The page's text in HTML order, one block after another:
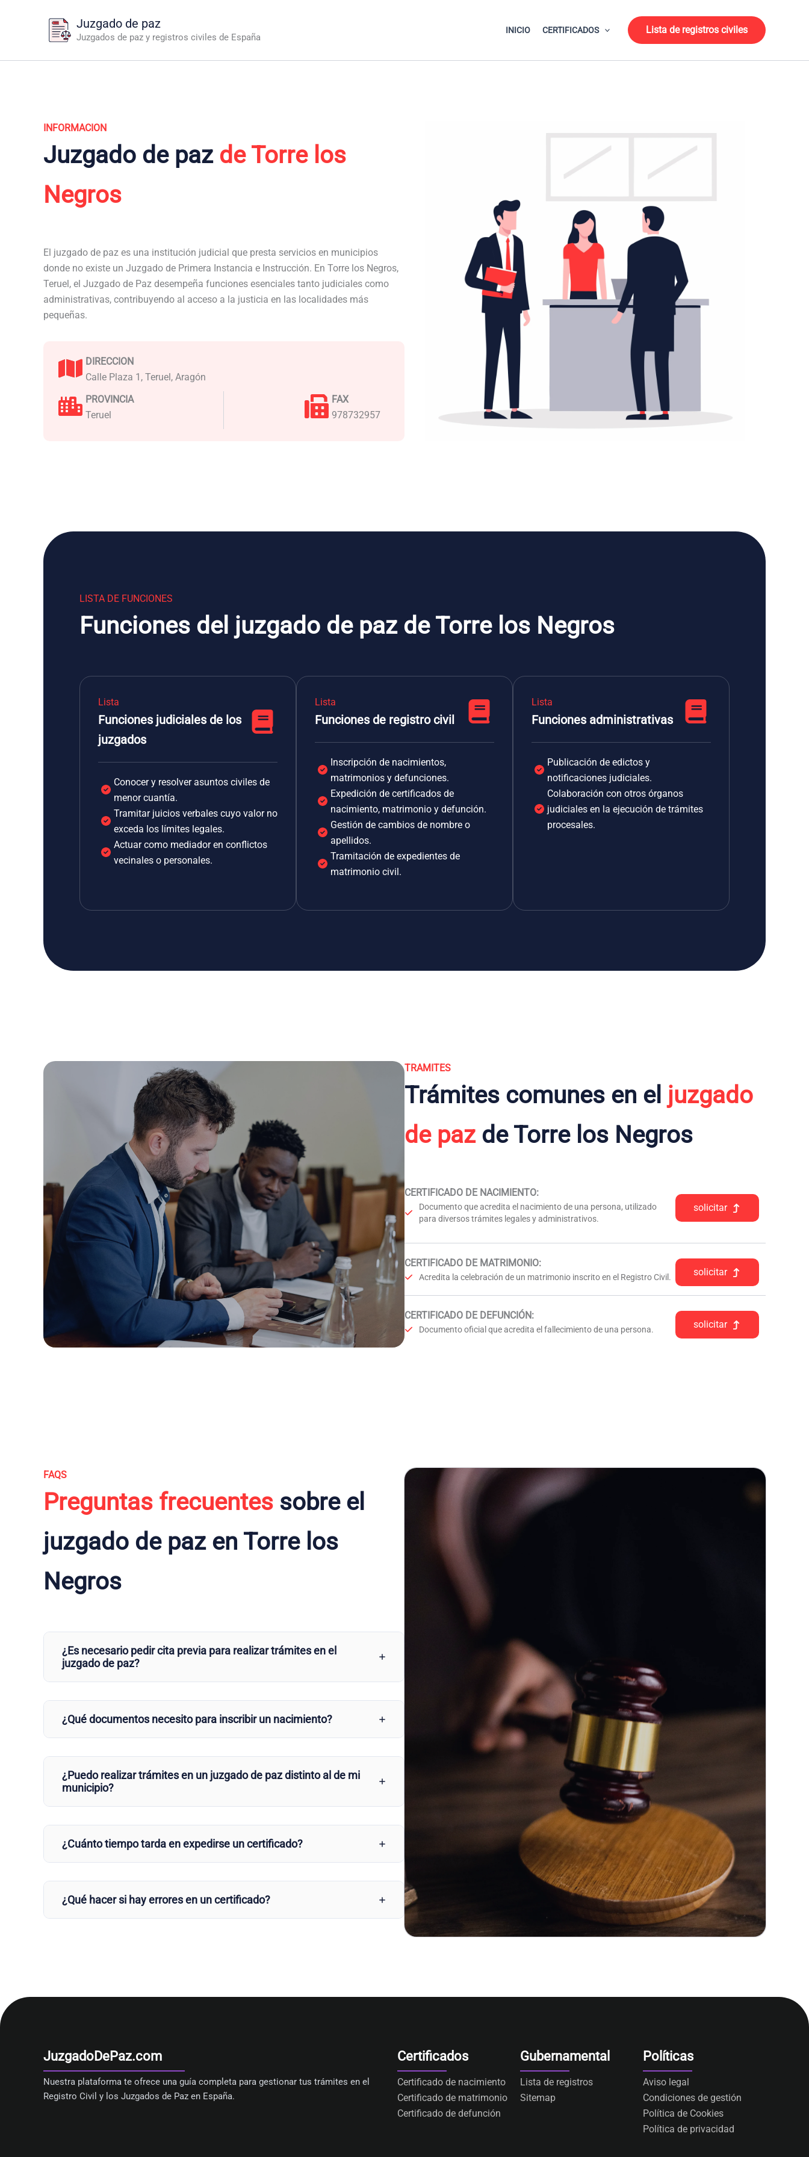
Juzgado de paz
Juzgados de paz y registros civiles de España
INICIO CERTIFICADOS Lista de registros civiles
INFORMACION
Juzgado de paz de Torre los
Negros
El juzgado de paz es una institución judicial que presta servicios en municipios
donde no existe un Juzgado de Primera Instancia e Instrucción. En Torre los Negros,
Teruel, el Juzgado de Paz desempeña funciones esenciales tanto judiciales como
administrativas, contribuyendo al acceso a la justicia en las localidades más
pequeñas.
DIRECCION
Calle Plaza 1, Teruel, Aragón
PROVINCIA
Teruel
FAX
978732957
LISTA DE FUNCIONES
Funciones del juzgado de paz de Torre los Negros
Lista
Funciones judiciales de los
juzgados
Conocer y resolver asuntos civiles de
menor cuantía.
Tramitar juicios verbales cuyo valor no
exceda los límites legales.
Actuar como mediador en conflictos
vecinales o personales.
Lista
Funciones de registro civil
Inscripción de nacimientos,
matrimonios y defunciones.
Expedición de certificados de
nacimiento, matrimonio y defunción.
Gestión de cambios de nombre o
apellidos.
Tramitación de expedientes de
matrimonio civil.
Lista
Funciones administrativas
Publicación de edictos y
notificaciones judiciales.
Colaboración con otros órganos
judiciales en la ejecución de trámites
procesales.
TRAMITES
Trámites comunes en el juzgado
de pazde Torre los Negros
CERTIFICADO DE NACIMIENTO:
Documento que acredita el nacimiento de una persona, utilizado
para diversos trámites legales y administrativos.
solicitar
CERTIFICADO DE MATRIMONIO:
Acredita la celebración de un matrimonio inscrito en el Registro Civil. solicitar
CERTIFICADO DE DEFUNCIÓN:
Documento oficial que acredita el fallecimiento de una persona. solicitar
FAQS
Preguntas frecuentes sobre el
juzgado de paz en Torre los
Negros
¿Es necesario pedir cita previa para realizar trámites en el
juzgado de paz?
¿Qué documentos necesito para inscribir un nacimiento?
¿Puedo realizar trámites en un juzgado de paz distinto al de mi
municipio?
¿Cuánto tiempo tarda en expedirse un certificado?
¿Qué hacer si hay errores en un certificado?
JuzgadoDePaz.com
Nuestra plataforma te ofrece una guía completa para gestionar tus trámites en el
Registro Civil y los Juzgados de Paz en España.
Certificados
Certificado de nacimiento
Certificado de matrimonio
Certificado de defunción
Gubernamental
Lista de registros
Sitemap
Políticas
Aviso legal
Condiciones de gestión
Política de Cookies
Política de privacidad